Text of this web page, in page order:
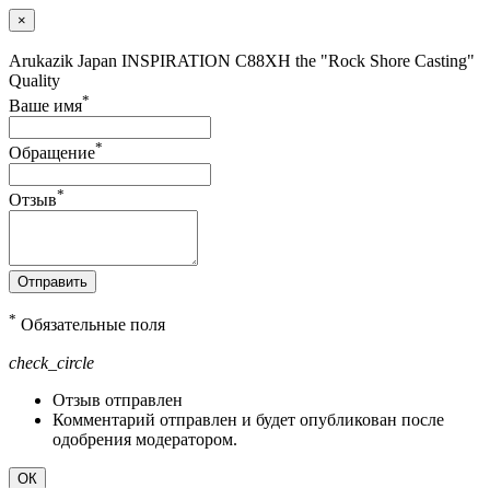
×
Arukazik Japan INSPIRATION C88XH the "Rock Shore Casting"
Quality
Ваше имя*
Обращение*
Отзыв*
Отправить
* Обязательные поля
check_circle
Отзыв отправлен
Комментарий отправлен и будет опубликован после
одобрения модератором.
ОК